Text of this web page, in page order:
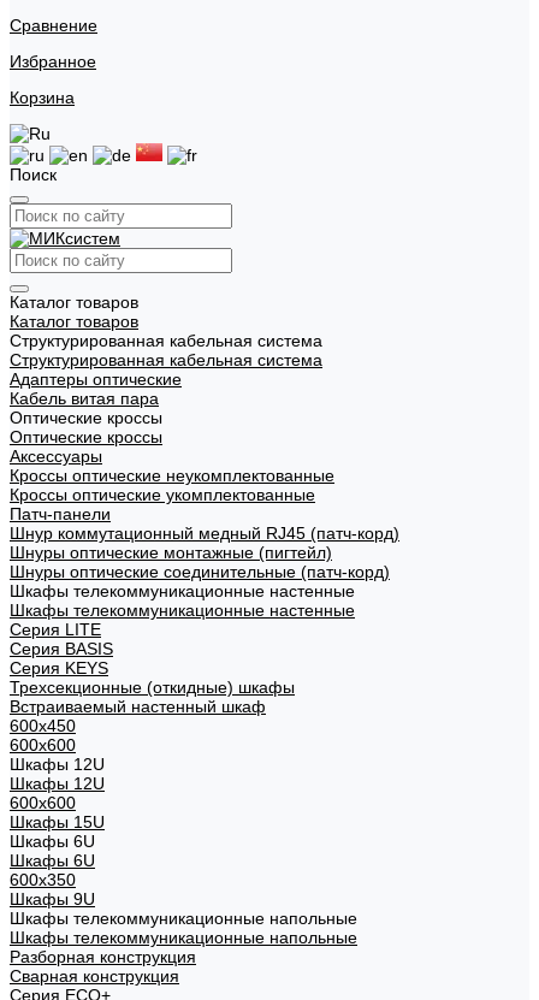
Сравнение
Избранное
Корзина
Поиск
Каталог товаров
Каталог товаров
Структурированная кабельная система
Структурированная кабельная система
Адаптеры оптические
Кабель витая пара
Оптические кроссы
Оптические кроссы
Аксессуары
Кроссы оптические неукомплектованные
Кроссы оптические укомплектованные
Патч-панели
Шнур коммутационный медный RJ45 (патч-корд)
Шнуры оптические монтажные (пигтейл)
Шнуры оптические соединительные (патч-корд)
Шкафы телекоммуникационные настенные
Шкафы телекоммуникационные настенные
Cерия LITE
Cерия BASIS
Cерия KEYS
Трехсекционные (откидные) шкафы
Встраиваемый настенный шкаф
600x450
600x600
Шкафы 12U
Шкафы 12U
600x600
Шкафы 15U
Шкафы 6U
Шкафы 6U
600x350
Шкафы 9U
Шкафы телекоммуникационные напольные
Шкафы телекоммуникационные напольные
Разборная конструкция
Сварная конструкция
Серия ECO+